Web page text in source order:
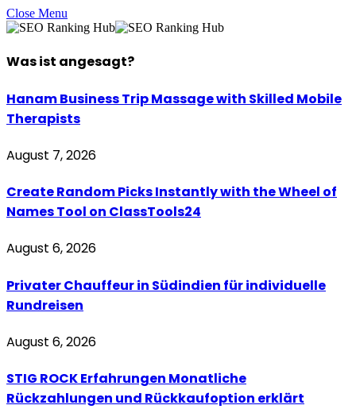
Close Menu
Was ist angesagt?
Hanam Business Trip Massage with Skilled Mobile
Therapists
August 7, 2026
Create Random Picks Instantly with the Wheel of
Names Tool on ClassTools24
August 6, 2026
Privater Chauffeur in Südindien für individuelle
Rundreisen
August 6, 2026
STIG ROCK Erfahrungen Monatliche
Rückzahlungen und Rückkaufoption erklärt